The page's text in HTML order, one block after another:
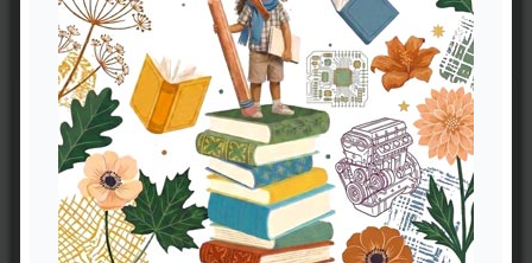
Même contenu pratique, couvertures graphiques au choix.